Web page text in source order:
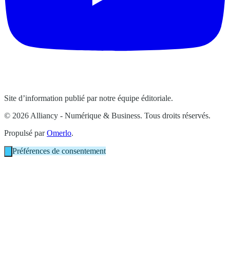
Site d’information publié par notre équipe éditoriale.
© 2026 Alliancy - Numérique & Business. Tous droits réservés.
Propulsé parOmerlo.
Préférences de consentement